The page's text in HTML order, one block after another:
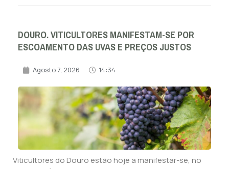
DOURO. VITICULTORES MANIFESTAM-SE POR
ESCOAMENTO DAS UVAS E PREÇOS JUSTOS
Agosto 7, 2026 14:34
Viticultores do Douro estão hoje a manifestar-se, no